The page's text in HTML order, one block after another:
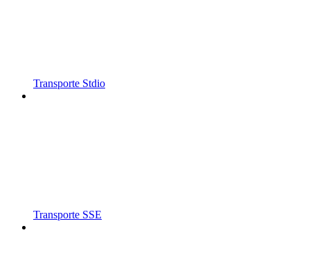
Transporte Stdio
Transporte SSE